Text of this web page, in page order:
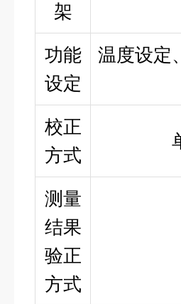
架
功能
设定
温度设定
校正
方式
测量
结果
验正
方式